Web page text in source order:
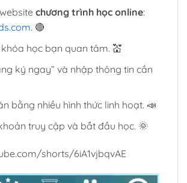
chương trình học online:
. 🔴
học bạn quan tâm. 💒
ký ngay” và nhập thông tin cần
bằng nhiều hình thức linh hoạt. 📣
truy cập và bắt đầu học. 🌞
shorts/6iA1vjbqvAE